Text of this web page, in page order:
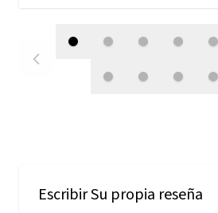
Escribir Su propia reseña